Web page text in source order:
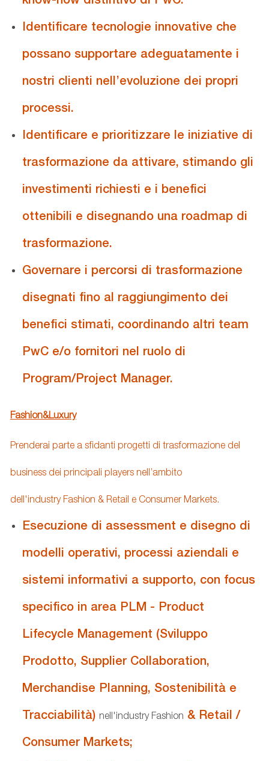
Identificare tecnologie innovative che
possano supportare adeguatamente i
nostri clienti nell’evoluzione dei propri
processi.
Identificare e prioritizzare le iniziative di
trasformazione da attivare, stimando gli
investimenti richiesti e i benefici
ottenibili e disegnando una roadmap di
trasformazione.
Governare i percorsi di trasformazione
disegnati fino al raggiungimento dei
benefici stimati, coordinando altri team
PwC e/o fornitori nel ruolo di
Program/Project Manager.
Fashion&Luxury
Prenderai parte a sfidanti progetti di trasformazione del
business dei principali players nell’ambito
dell'industry Fashion & Retail e Consumer Markets.
Esecuzione di assessment e disegno di
modelli operativi, processi aziendali e
sistemi informativi a supporto, con focus
specifico in area PLM - Product
Lifecycle Management (Sviluppo
Prodotto, Supplier Collaboration,
Merchandise Planning, Sostenibilità e
Tracciabilità) nell'industry Fashion & Retail /
Consumer Markets;